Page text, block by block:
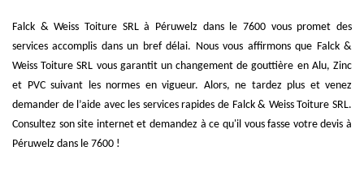
Falck & Weiss Toiture SRL à Péruwelz dans le 7600 vous promet des
services accomplis dans un bref délai. Nous vous affirmons que Falck &
Weiss Toiture SRL vous garantit un changement de gouttière en Alu, Zinc
et PVC suivant les normes en vigueur. Alors, ne tardez plus et venez
demander de l’aide avec les services rapides de Falck & Weiss Toiture SRL.
Consultez son site internet et demandez à ce qu'il vous fasse votre devis à
Péruwelz dans le 7600 !